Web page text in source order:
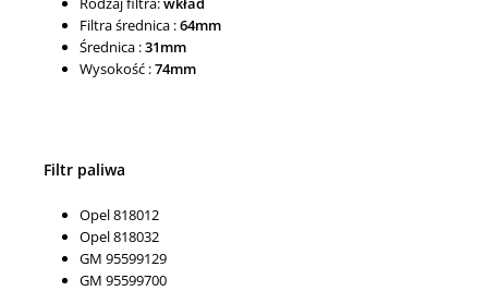
Filtra średnica :64mm
Średnica :31mm
Wysokość :74mm
Filtr paliwa
Opel 818012
Opel 818032
GM 95599129
GM 95599700